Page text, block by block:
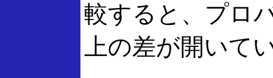
較すると、プロ
上の差が開いて